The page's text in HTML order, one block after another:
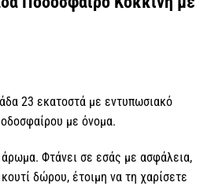
23 εκατοστά με εντυπωσιακό
με όνομα.
Φτάνει σε εσάς με ασφάλεια,
δώρου, έτοιμη να τη χαρίσετε